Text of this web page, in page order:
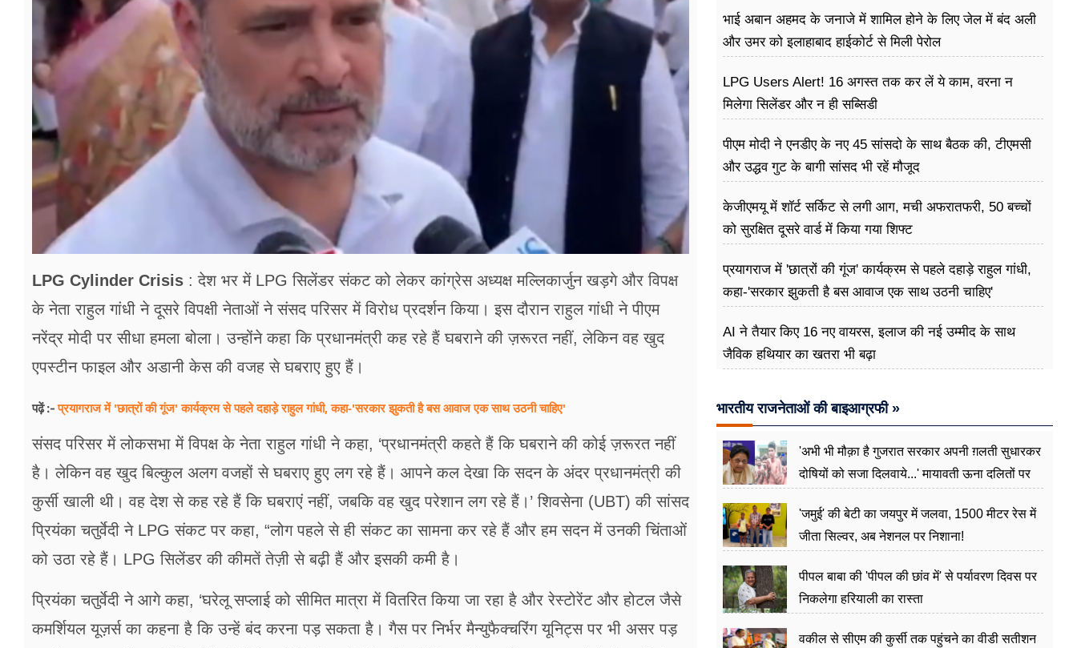
अन्य खबरें
LPG Cylinder Crisis : देश भर में LPG सिलेंडर संकट को लेकर कांग्रेस अध्यक्ष मल्लिकार्जुन खड़गे और विपक्ष
के नेता राहुल गांधी ने दूसरे विपक्षी नेताओं ने संसद परिसर में विरोध प्रदर्शन किया। इस दौरान राहुल गांधी ने पीएम
नरेंद्र मोदी पर सीधा हमला बोला। उन्होंने कहा कि प्रधानमंत्री कह रहे हैं घबराने की ज़रूरत नहीं, लेकिन वह खुद
एपस्टीन फाइल और अडानी केस की वजह से घबराए हुए हैं।
पढ़ें :-प्रयागराज में 'छात्रों की गूंज' कार्यक्रम से पहले दहाड़े राहुल गांधी, कहा-'सरकार झुकती है बस आवाज एक साथ उठनी चाहिए'
संसद परिसर में लोकसभा में विपक्ष के नेता राहुल गांधी ने कहा, ‘प्रधानमंत्री कहते हैं कि घबराने की कोई ज़रूरत नहीं
है। लेकिन वह खुद बिल्कुल अलग वजहों से घबराए हुए लग रहे हैं। आपने कल देखा कि सदन के अंदर प्रधानमंत्री की
कुर्सी खाली थी। वह देश से कह रहे हैं कि घबराएं नहीं, जबकि वह खुद परेशान लग रहे हैं।’ शिवसेना (UBT) की सांसद
प्रियंका चतुर्वेदी ने LPG संकट पर कहा, “लोग पहले से ही संकट का सामना कर रहे हैं और हम सदन में उनकी चिंताओं
को उठा रहे हैं। LPG सिलेंडर की कीमतें तेज़ी से बढ़ी हैं और इसकी कमी है।
प्रियंका चतुर्वेदी ने आगे कहा, ‘घरेलू सप्लाई को सीमित मात्रा में वितरित किया जा रहा है और रेस्टोरेंट और होटल जैसे
कमर्शियल यूज़र्स का कहना है कि उन्हें बंद करना पड़ सकता है। गैस पर निर्भर मैन्युफैक्चरिंग यूनिट्स पर भी असर पड़
भाई अबान अहमद के जनाजे में शामिल होने के लिए जेल में बंद अली
और उमर को इलाहाबाद हाईकोर्ट से मिली पेरोल
LPG Users Alert! 16 अगस्त तक कर लें ये काम, वरना न
मिलेगा सिलेंडर और न ही सब्सिडी
पीएम मोदी ने एनडीए के नए 45 सांसदो के साथ बैठक की, टीएमसी
और उद्धव गुट के बागी सांसद भी रहें मौजूद
केजीएमयू में शॉर्ट सर्किट से लगी आग, मची अफरातफरी, 50 बच्चों
को सुरक्षित दूसरे वार्ड में किया गया शिफ्ट
प्रयागराज में 'छात्रों की गूंज' कार्यक्रम से पहले दहाड़े राहुल गांधी,
कहा-'सरकार झुकती है बस आवाज एक साथ उठनी चाहिए'
AI ने तैयार किए 16 नए वायरस, इलाज की नई उम्मीद के साथ
जैविक हथियार का खतरा भी बढ़ा
भारतीय राजनेताओं की बाइआग्रफी »
'अभी भी मौक़ा है गुजरात सरकार अपनी ग़लती सुधारकर
दोषियों को सजा दिलवाये...' मायावती ऊना दलितों पर
'जमुई' की बेटी का जयपुर में जलवा, 1500 मीटर रेस में
जीता सिल्वर, अब नेशनल पर निशाना!
पीपल बाबा की 'पीपल की छांव में' से पर्यावरण दिवस पर
निकलेगा हरियाली का रास्ता
वकील से सीएम की कुर्सी तक पहुंचने का वीडी सतीशन